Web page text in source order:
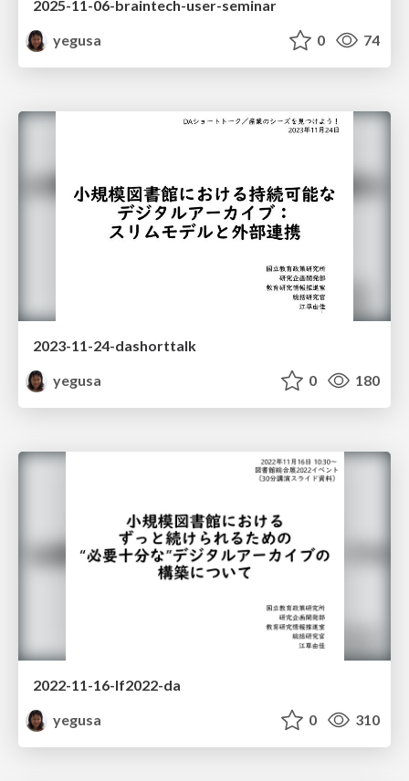
2025-11-06-braintech-user-seminar
yegusa
0 74
2023-11-24-dashorttalk
yegusa
0 180
2022-11-16-lf2022-da
yegusa
0 310